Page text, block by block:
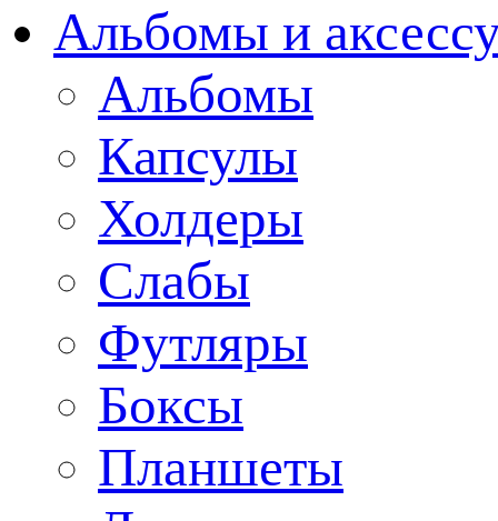
Альбомы и
Альбомы
Капсулы
Холдеры
Слабы
Футляры
Боксы
Планшеты